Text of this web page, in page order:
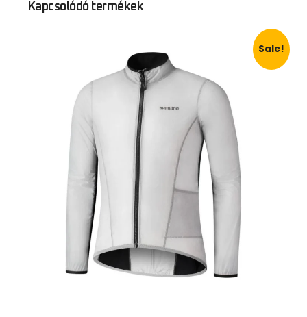
Kapcsolódó termékek
Sale!